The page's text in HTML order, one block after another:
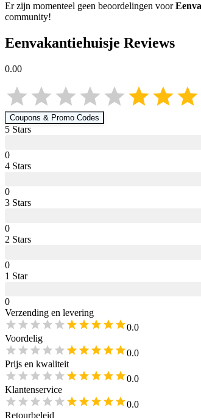
Er zijn momenteel geen beoordelingen voor
community!
Eenvakantiehuisje Reviews
0.00
Coupons & Promo Codes
5 Stars
0
4 Stars
0
3 Stars
0
2 Stars
0
1 Star
0
Verzending en levering
0.0
Voordelig
0.0
Prijs en kwaliteit
0.0
Klantenservice
0.0
Retourbeleid